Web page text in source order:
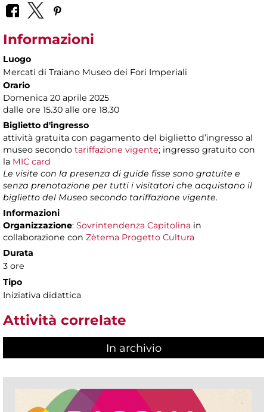
Informazioni
Luogo
Mercati di Traiano Museo dei Fori Imperiali
Orario
Domenica 20 aprile 2025
dalle ore 15.30 alle ore 18.30
Biglietto d'ingresso
attività gratuita con pagamento del biglietto d’ingresso al
museo secondo tariffazione vigente; ingresso gratuito con
la MIC card
Le visite con la presenza di guide fisse sono gratuite e
senza prenotazione per tutti i visitatori che acquistano il
biglietto del Museo secondo tariffazione vigente.
Informazioni
Organizzazione: Sovrintendenza Capitolina in
collaborazione con Zètema Progetto Cultura
Durata
3 ore
Tipo
Iniziativa didattica
Attività correlate
In archivio